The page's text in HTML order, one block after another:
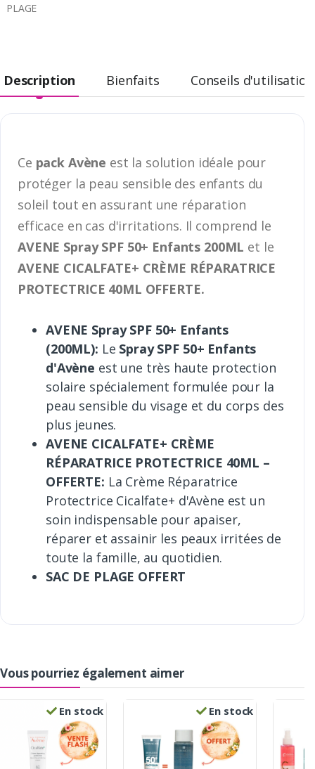
PLAGE
Description Bienfaits Conseils d'utilisation
Ce pack Avène est la solution idéale pour
protéger la peau sensible des enfants du
soleil tout en assurant une réparation
efficace en cas d'irritations. Il comprend le
AVENE Spray SPF 50+ Enfants 200ML et le
AVENE CICALFATE+ CRÈME RÉPARATRICE
PROTECTRICE 40ML OFFERTE.
AVENE Spray SPF 50+ Enfants
(200ML): Le Spray SPF 50+ Enfants
d'Avène est une très haute protection
solaire spécialement formulée pour la
peau sensible du visage et du corps des
plus jeunes.
AVENE CICALFATE+ CRÈME
RÉPARATRICE PROTECTRICE 40ML –
OFFERTE: La Crème Réparatrice
Protectrice Cicalfate+ d'Avène est un
soin indispensable pour apaiser,
réparer et assainir les peaux irritées de
toute la famille, au quotidien.
SAC DE PLAGE OFFERT
Vous pourriez également aimer
En stock En stock